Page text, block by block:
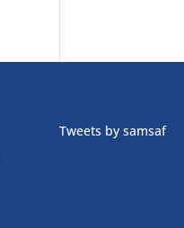
Tweets by samsaf